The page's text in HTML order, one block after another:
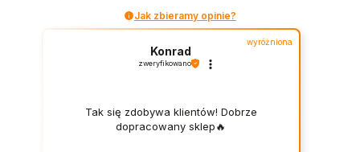
Jak zbieramy opinie?
wyróżniona
Konrad
zweryfikowano
Tak się zdobywa klientów! Dobrze
dopracowany sklep🔥